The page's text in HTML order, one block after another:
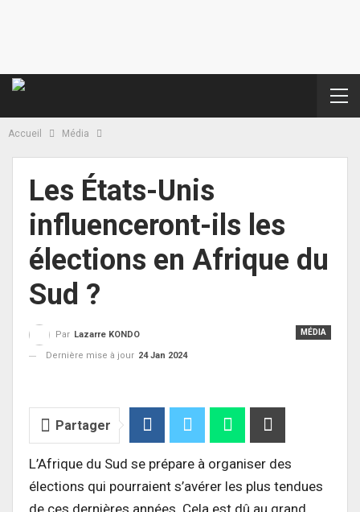
Accueil Média
Les États-Unis
influenceront-ils les
élections en Afrique du
Sud ?
MÉDIA
Par Lazarre KONDO
Dernière mise à jour 24 Jan 2024
Partager
L’Afrique du Sud se prépare à organiser des
élections qui pourraient s’avérer les plus tendues
de ces dernières années. Cela est dû au grand